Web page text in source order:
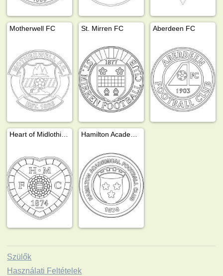
Motherwell FC St. Mirren FC Aberdeen FC
Szülők
Használati Feltételek